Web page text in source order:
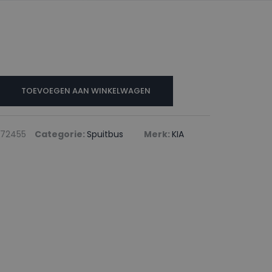
TOEVOEGEN AAN WINKELWAGEN
Categorie: Spuitbus Merk: KIA